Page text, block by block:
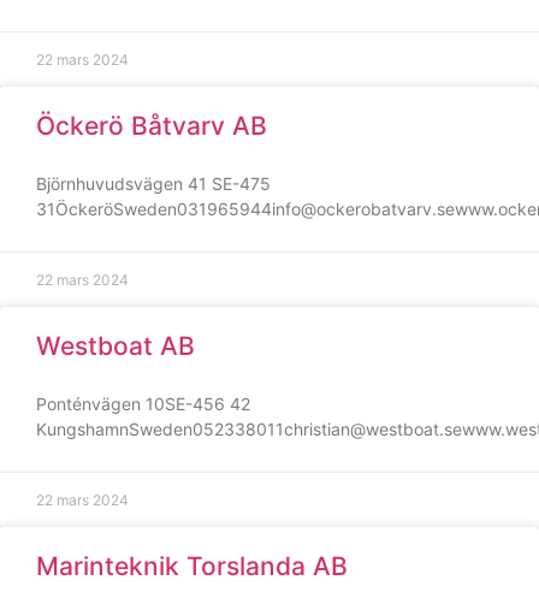
22 mars 2024
Öckerö Båtvarv AB
Björnhuvudsvägen 41 SE-475
22 mars 2024
Westboat AB
Ponténvägen 10SE-456 42
22 mars 2024
Marinteknik Torslanda AB
För att vi ska
hemsidans
funktionalitet
baserat på
används.
Upplevelse
För att vår
prestera så
ditt besök.